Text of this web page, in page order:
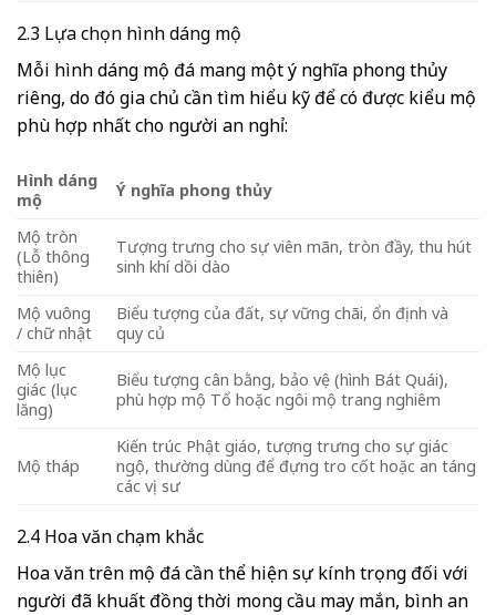
2.3 Lựa chọn hình dáng mộ
Mỗi hình dáng mộ đá mang một ý nghĩa phong thủy
riêng, do đó gia chủ cần tìm hiểu kỹ để có được kiểu mộ
phù hợp nhất cho người an nghỉ:
Hình dáng
mộ
Ý nghĩa phong thủy
Mộ tròn
(Lỗ thông
thiên)
Tượng trưng cho sự viên mãn, tròn đầy, thu hút
sinh khí dồi dào
Mộ vuông
/ chữ nhật
Biểu tượng của đất, sự vững chãi, ổn định và
quy củ
Mộ lục
giác (lục
lăng)
Biểu tượng cân bằng, bảo vệ (hình Bát Quái),
phù hợp mộ Tổ hoặc ngôi mộ trang nghiêm
Mộ tháp
Kiến trúc Phật giáo, tượng trưng cho sự giác
ngộ, thường dùng để đựng tro cốt hoặc an táng
các vị sư
2.4 Hoa văn chạm khắc
Hoa văn trên mộ đá cần thể hiện sự kính trọng đối với
người đã khuất đồng thời mong cầu may mắn, bình an